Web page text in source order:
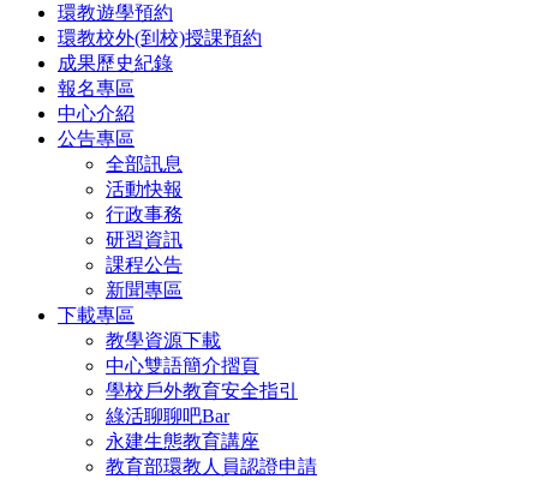
環教遊學預約
環教校外(到校)授課預約
成果歷史紀錄
報名專區
中心介紹
公告專區
全部訊息
活動快報
行政事務
研習資訊
課程公告
新聞專區
下載專區
教學資源下載
中心雙語簡介摺頁
學校戶外教育安全指引
綠活聊聊吧Bar
永建生態教育講座
教育部環教人員認證申請